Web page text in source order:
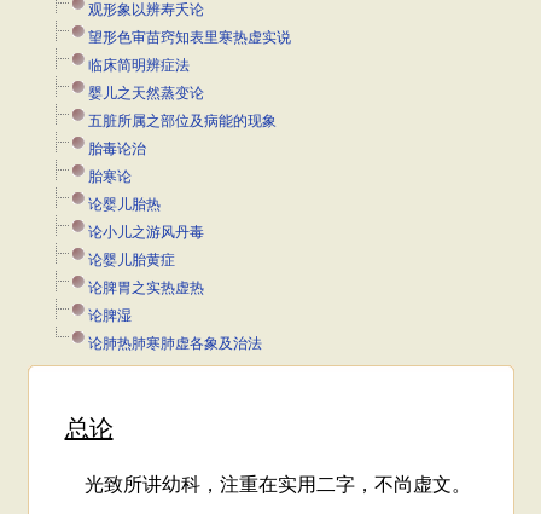
观形象以辨寿夭论
望形色审苗窍知表里寒热虚实说
临床简明辨症法
婴儿之天然蒸变论
五脏所属之部位及病能的现象
胎毒论治
胎寒论
论婴儿胎热
论小儿之游风丹毒
论婴儿胎黄症
论脾胃之实热虚热
论脾湿
论肺热肺寒肺虚各象及治法